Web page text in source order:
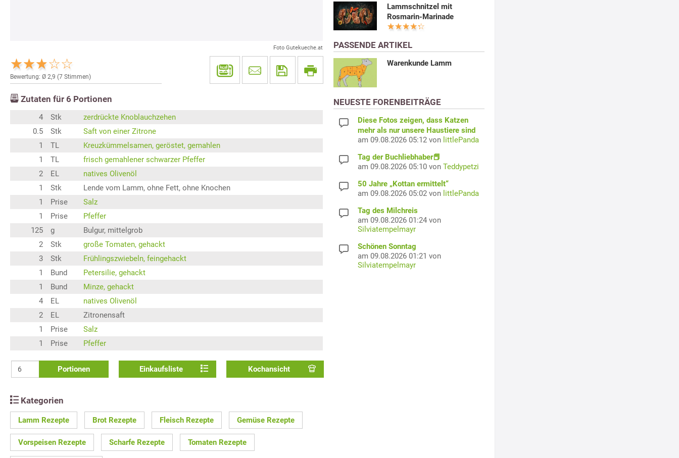
Foto Gutekueche.at
Bewertung: Ø 2,9 (7 Stimmen)
Zutaten für 6 Portionen
4 Stk
zerdrückte Knoblauchzehen
0.5
Stk
Saft von einer Zitrone
1
TL
Kreuzkümmelsamen, geröstet, gemahlen
1
TL
frisch gemahlener schwarzer Pfeffer
2
EL
natives Olivenöl
1
Stk
Lende vom Lamm, ohne Fett, ohne Knochen
1
Prise
Salz
1
Prise
Pfeffer
125
g
Bulgur, mittelgrob
2
Stk
große Tomaten, gehackt
3
Stk
Frühlingszwiebeln, feingehackt
1
Bund
Petersilie, gehackt
1
Bund
Minze, gehackt
4
EL
natives Olivenöl
2
EL
Zitronensaft
1
Prise
Salz
1
Prise Pfeffer
Portionen Einkaufsliste Kochansicht
Kategorien
Lamm Rezepte Brot Rezepte Fleisch Rezepte Gemüse Rezepte
Vorspeisen Rezepte Scharfe Rezepte Tomaten Rezepte
Lammschnitzel mit
Rosmarin-Marinade
PASSENDE ARTIKEL
Warenkunde Lamm
NEUESTE FORENBEITRÄGE
Diese Fotos zeigen, dass Katzen
mehr als nur unsere Haustiere sind
am 09.08.2026 05:12 von littlePanda
Tag der Buchliebhaber📕
am 09.08.2026 05:10 von Teddypetzi
50 Jahre „Kottan ermittelt“
am 09.08.2026 05:02 von littlePanda
Tag des Milchreis
am 09.08.2026 01:24 von
Silviatempelmayr
Schönen Sonntag
am 09.08.2026 01:21 von
Silviatempelmayr